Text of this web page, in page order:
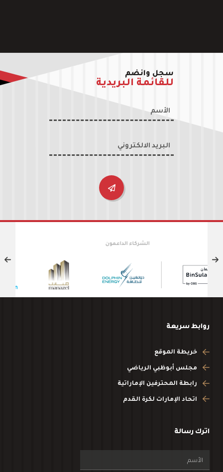
سجل وانضم
للقائمة البريدية
روابط سريعة
خريطة الموقع
مجلس أبوظبي الرياضي
رابطة المحترفين الإماراتية
اتحاد الإمارات لكرة القدم
اترك رسالة